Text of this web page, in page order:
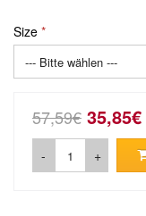
Size
57,59€ 35,85€
- +